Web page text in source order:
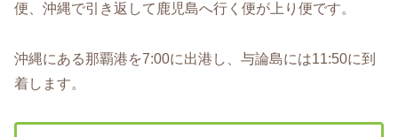
便、沖縄で引き返して鹿児島へ行く便が上り便です。
沖縄にある那覇港を7:00に出港し、与論島には11:50に到
着します。